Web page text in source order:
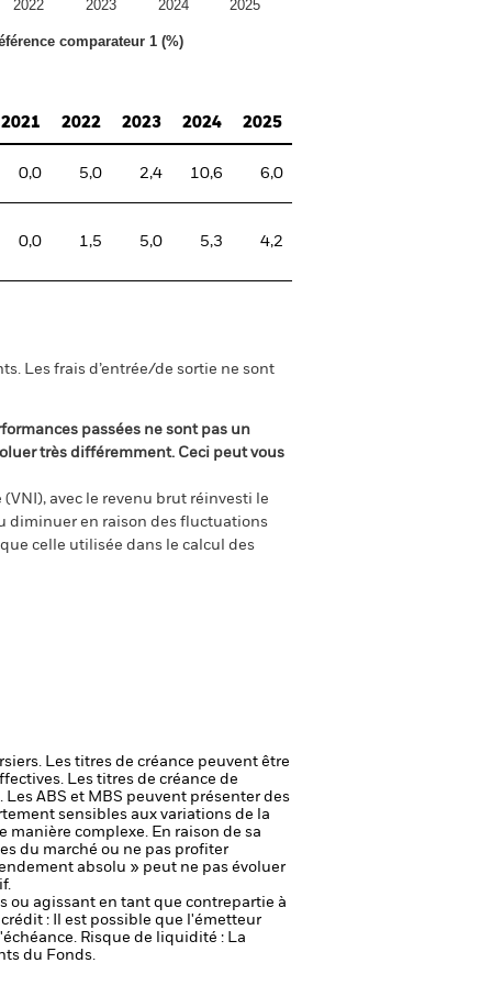
comparateur 1 (%)
2022 2023 2024 2025
2021 2022 2023 2024 2025
0,0 5,0 2,4 10,6 6,0
0,0 1,5 5,0 5,3 4,2
Les frais d’entrée/de sortie ne sont
passées ne sont pas un
très différemment. Ceci peut vous
avec le revenu brut réinvesti le
diminuer en raison des fluctuations
celle utilisée dans le calcul des
Les titres de créance peuvent être
Les titres de créance de
ABS et MBS peuvent présenter des
sensibles aux variations de la
manière complexe. En raison de sa
du marché ou ne pas profiter
absolu » peut ne pas évoluer
ou agissant en tant que contrepartie à
: Il est possible que l'émetteur
Risque de liquidité : La
du Fonds.